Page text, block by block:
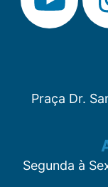
Praça Dr.
Segunda à